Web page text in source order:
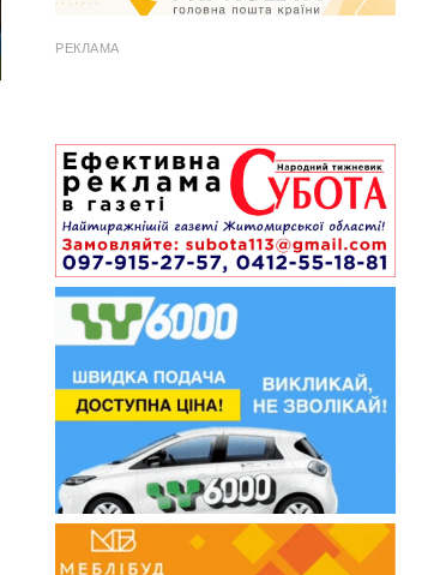
РЕКЛАМА